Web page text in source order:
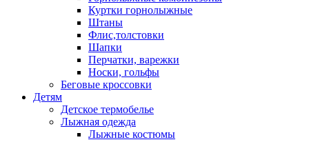
Куртки горнолыжные
Штаны
Флис,толстовки
Шапки
Перчатки, варежки
Носки, гольфы
Беговые кроссовки
Детям
Детское термобелье
Лыжная одежда
Лыжные костюмы